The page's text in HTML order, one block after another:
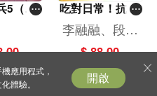
5（圖
吃對日常！抗炎
減糖飲食法
李融融、段佳
麗,黃梨煜、顧
$ 88.00
應用程式，
體驗。
開啟